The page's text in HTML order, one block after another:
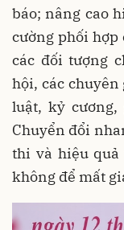
báo; nâng cao
cường phối hợp
các đối tượng
hội, các
luật, kỷ
Chuyển đổi
thi và hiệu quả
không để mất